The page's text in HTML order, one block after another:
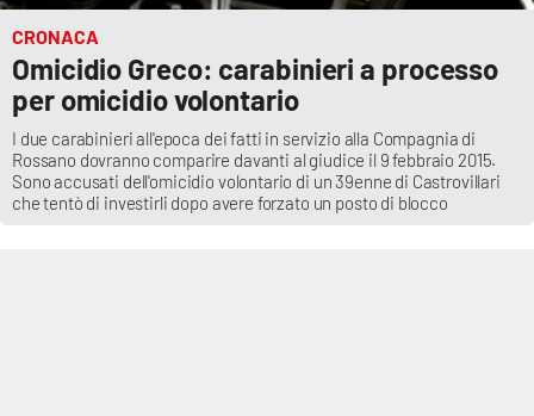
Società
Sport
RUBRICHE
Good Morning Vietnam
CRONACA
Omicidio Greco: carabinieri a processo
per omicidio volontario
I due carabinieri all'epoca dei fatti in servizio alla Compagnia di
Rossano dovranno comparire davanti al giudice il 9 febbraio 2015.
Sono accusati dell'omicidio volontario di un 39enne di Castrovillari
che tentò di investirli dopo avere forzato un posto di blocco